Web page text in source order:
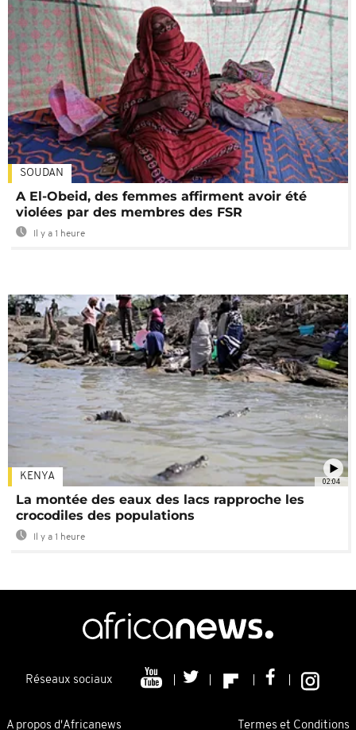
SOUDAN
A El-Obeid, des femmes affirment avoir été
violées par des membres des FSR
Il y a 1 heure
02:04
KENYA
La montée des eaux des lacs rapproche les
crocodiles des populations
Il y a 1 heure
Réseaux sociaux
A propos d'Africanews Termes et Conditions